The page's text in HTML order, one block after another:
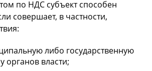
по НДС субъект способен
совершает, в частности,
либо государственную
органов власти;